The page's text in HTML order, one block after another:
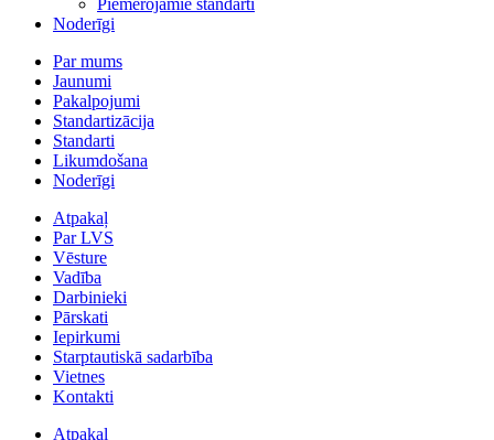
Piemērojamie standarti
Noderīgi
Par mums
Jaunumi
Pakalpojumi
Standartizācija
Standarti
Likumdošana
Noderīgi
Atpakaļ
Par LVS
Vēsture
Vadība
Darbinieki
Pārskati
Iepirkumi
Starptautiskā sadarbība
Vietnes
Kontakti
Atpakaļ